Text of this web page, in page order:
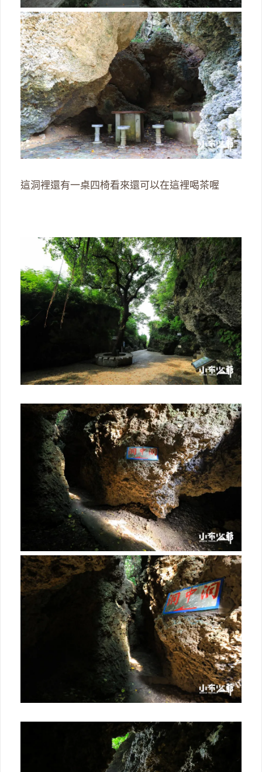
這洞裡還有一桌四椅看來還可以在這裡喝茶喔